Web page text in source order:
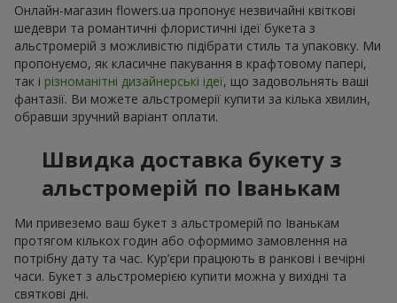
Онлайн-магазин flowers.ua пропонує незвичайні квіткові
шедеври та романтичні флористичні ідеї букета з
альстромерій з можливістю підібрати стиль та упаковку. Ми
пропонуємо, як класичне пакування в крафтовому папері,
так і різноманітні дизайнерські ідеї, що задовольнять ваші
фантазії. Ви можете альстромерії купити за кілька хвилин,
обравши зручний варіант оплати.
Швидка доставка букету з
альстромерій по Іванькам
Ми привеземо ваш букет з альстромерій по Іванькам
протягом кількох годин або оформимо замовлення на
потрібну дату та час. Кур’єри працюють в ранкові і вечірні
часи. Букет з альстромерією купити можна у вихідні та
святкові дні.